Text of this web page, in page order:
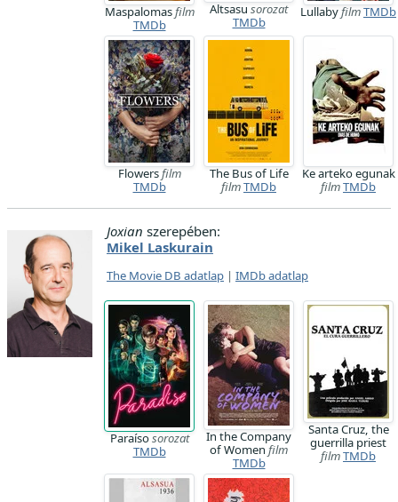
Maspalomasfilm
TMDb
Altsasu sorozat
TMDb
LullabyfilmTMDb
Flowersfilm
TMDb
The Bus of Life
filmTMDb
Ke arteko egunak
filmTMDb
Joxian szerepében:
Mikel Laskurain
The Movie DB adatlap | IMDb adatlap
Paraísosorozat
TMDb
In the Company
of Women film
TMDb
Santa Cruz, the
guerrilla priest
filmTMDb